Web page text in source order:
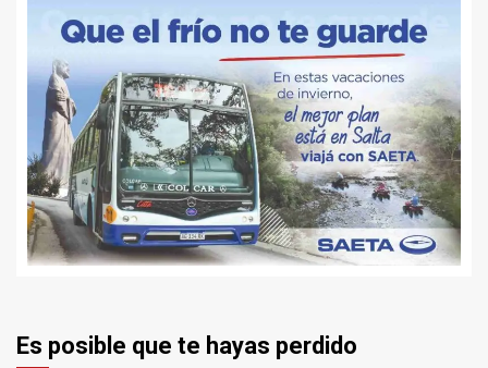
Es posible que te hayas perdido